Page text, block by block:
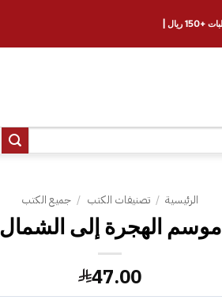
الرئيسية / تصنيفات الكتب / جميع الكتب
موسم الهجرة إلى الشمال
47.00